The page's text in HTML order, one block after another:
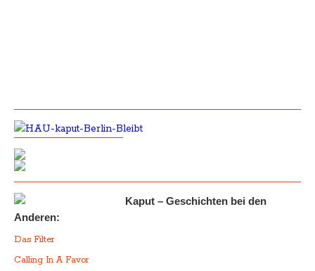
Kaput – Geschichten bei den
Anderen:
Das Filter
Calling In A Favor